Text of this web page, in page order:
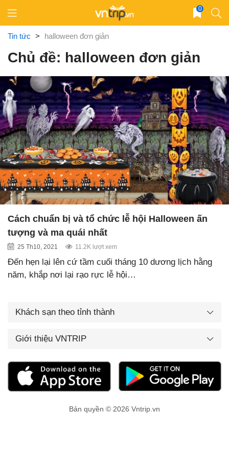
content
0
Tin tức > halloween đơn giản
Chủ đề: halloween đơn giản
Cách chuẩn bị và tổ chức lễ hội Halloween ấn
tượng và ma quái nhất
25 Th10, 2021 11.2K lượt xem
Đến hẹn lại lên cứ tầm cuối tháng 10 dương lịch hằng
năm, khắp nơi lại rạo rực lễ hội…
Khách sạn theo tỉnh thành
Giới thiệu VNTRIP
Bản quyền © 2026 Vntrip.vn